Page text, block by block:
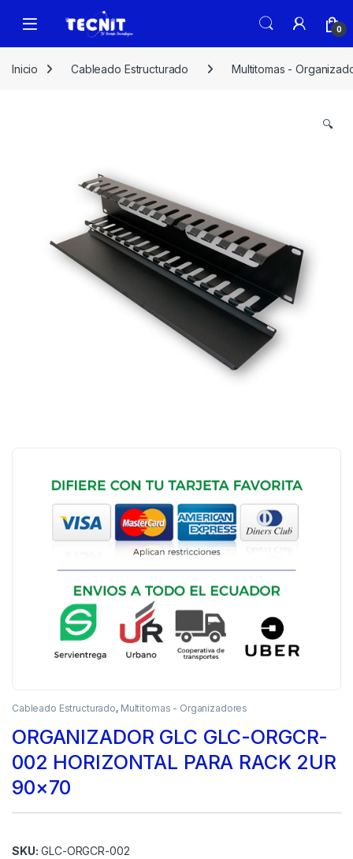
0
Inicio Cableado Estructurado Multitomas -
🔍
Cableado Estructurado, Multitomas - Organizadores
ORGANIZADOR GLC GLC-ORGCR-
002 HORIZONTAL PARA RACK 2UR
90×70
SKU: GLC-ORGCR-002